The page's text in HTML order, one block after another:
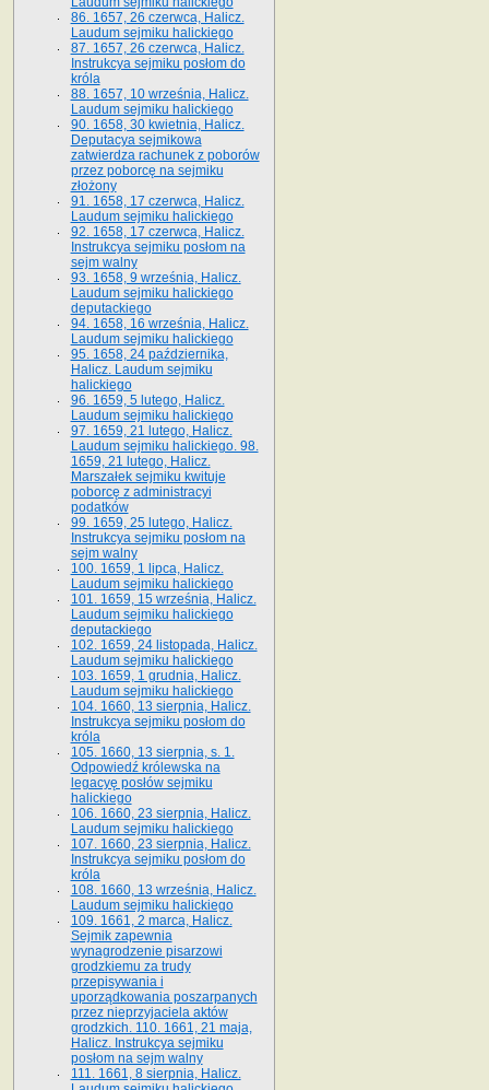
86. 1657, 26 czerwca, Halicz.
Laudum sejmiku halickiego
87. 1657, 26 czerwca, Halicz.
Instrukcya sejmiku posłom do
króla
88. 1657, 10 września, Halicz.
Laudum sejmiku halickiego
90. 1658, 30 kwietnia, Halicz.
Deputacya sejmikowa
zatwierdza rachunek z poborów
przez poborcę na sejmiku
złożony
91. 1658, 17 czerwca, Halicz.
Laudum sejmiku halickiego
92. 1658, 17 czerwca, Halicz.
Instrukcya sejmiku posłom na
sejm walny
93. 1658, 9 września, Halicz.
Laudum sejmiku halickiego
deputackiego
94. 1658, 16 września, Halicz.
Laudum sejmiku halickiego
95. 1658, 24 października,
Halicz. Laudum sejmiku
halickiego
96. 1659, 5 lutego, Halicz.
Laudum sejmiku halickiego
97. 1659, 21 lutego, Halicz.
Laudum sejmiku halickiego. 98.
1659, 21 lutego, Halicz.
Marszałek sejmiku kwituje
poborcę z administracyi
podatków
99. 1659, 25 lutego, Halicz.
Instrukcya sejmiku posłom na
sejm walny
100. 1659, 1 lipca, Halicz.
Laudum sejmiku halickiego
101. 1659, 15 września, Halicz.
Laudum sejmiku halickiego
deputackiego
102. 1659, 24 listopada, Halicz.
Laudum sejmiku halickiego
103. 1659, 1 grudnia, Halicz.
Laudum sejmiku halickiego
104. 1660, 13 sierpnia, Halicz.
Instrukcya sejmiku posłom do
króla
105. 1660, 13 sierpnia, s. 1.
Odpowiedź królewska na
legacyę posłów sejmiku
halickiego
106. 1660, 23 sierpnia, Halicz.
Laudum sejmiku halickiego
107. 1660, 23 sierpnia, Halicz.
Instrukcya sejmiku posłom do
króla
108. 1660, 13 września, Halicz.
Laudum sejmiku halickiego
109. 1661, 2 marca, Halicz.
Sejmik zapewnia
wynagrodzenie pisarzowi
grodzkiemu za trudy
przepisywania i
uporządkowania poszarpanych
przez nieprzyjaciela aktów
grodzkich. 110. 1661, 21 maja,
Halicz. Instrukcya sejmiku
posłom na sejm walny
111. 1661, 8 sierpnia, Halicz.